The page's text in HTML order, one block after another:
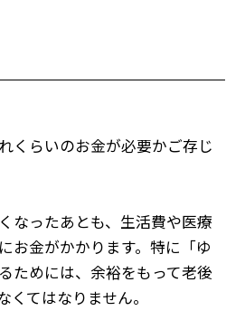
くらいのお金が必要かご存じ
なったあとも、生活費や医療
お金がかかります。特に「ゆ
ためには、余裕をもって老後
くてはなりません。